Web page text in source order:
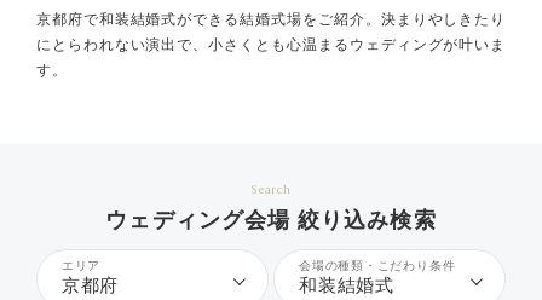
京都府で和装結婚式ができる結婚式場をご紹介。 決まりやしきたり
にとらわれない演出で、小さくとも心温まるウェディングが叶いま
す。
Search
ウェディング会場 絞り込み検索
エリア
京都府
会場の種類・こだわり条件
和装結婚式